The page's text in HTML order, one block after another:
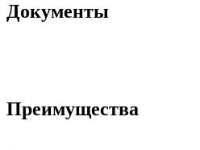
Документы
Преимущества